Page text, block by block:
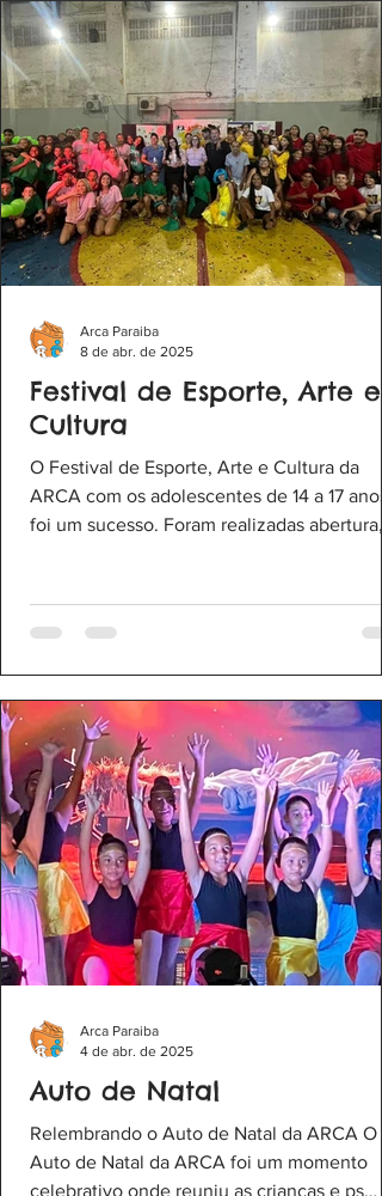
Festival de Esporte, Arte e
Cultura
O Festival de Esporte, Arte e Cultura da
ARCA com os adolescentes de 14 a 17 anos
foi um sucesso. Foram realizadas abertura,
Arca Paraiba
8 de abr. de 2025
Auto de Natal
Relembrando o Auto de Natal da ARCA O
Auto de Natal da ARCA foi um momento
celebrativo onde reuniu as crianças e ps
Arca Paraiba
4 de abr. de 2025